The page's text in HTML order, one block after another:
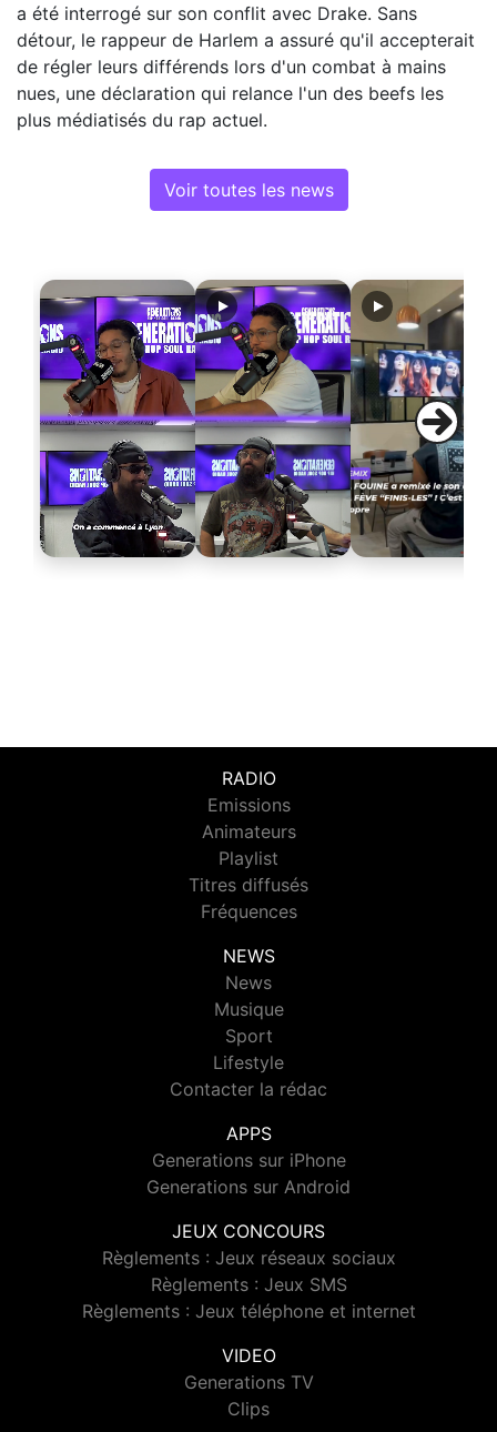
a été interrogé sur son conflit avec Drake. Sans
détour, le rappeur de Harlem a assuré qu'il accepterait
de régler leurs différends lors d'un combat à mains
nues, une déclaration qui relance l'un des beefs les
plus médiatisés du rap actuel.
Voir toutes les news
RADIO
Emissions
Animateurs
Playlist
Titres diffusés
Fréquences
NEWS
News
Musique
Sport
Lifestyle
Contacter la rédac
APPS
Generations sur iPhone
Generations sur Android
JEUX CONCOURS
Règlements : Jeux réseaux sociaux
Règlements : Jeux SMS
Règlements : Jeux téléphone et internet
VIDEO
Generations TV
Clips